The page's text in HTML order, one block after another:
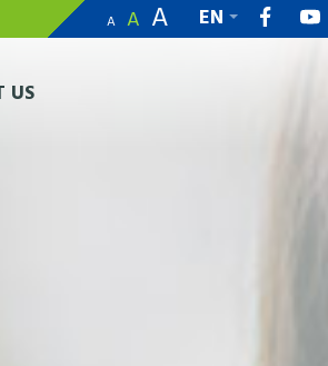
A A A
EN
US